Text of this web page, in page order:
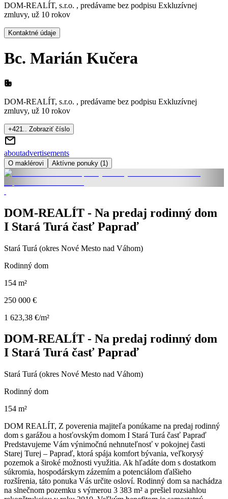
DOM-REALÍT, s.r.o. , predávame bez podpisu Exkluzívnej
zmluvy, už 10 rokov
Kontaktné údaje
Bc. Marián Kučera
DOM-REALÍT, s.r.o. , predávame bez podpisu Exkluzívnej
zmluvy, už 10 rokov
+421.. Zobraziť číslo
aboutadvertisements
O maklérovi Aktívne ponuky (1)
DOM-REALÍT - Na predaj rodinný dom
I Stará Turá časť Papraď
Stará Turá (okres Nové Mesto nad Váhom)
Rodinný dom
154 m²
250 000 €
1 623,38 €/m²
DOM-REALÍT - Na predaj rodinný dom
I Stará Turá časť Papraď
Stará Turá (okres Nové Mesto nad Váhom)
Rodinný dom
154 m²
DOM REALÍT, Z poverenia majiteľa ponúkame na predaj rodinný
dom s garážou a hosťovským domom I Stará Turá časť Papraď
Predstavujeme Vám výnimočnú nehnuteľnosť v pokojnej časti
Starej Turej – Papraď, ktorá spája komfort bývania, veľkorysý
pozemok a široké možnosti využitia. Ak hľadáte dom s dostatkom
súkromia, hospodárskym zázemím a potenciálom ďalšieho
rozšírenia, táto ponuka Vás určite osloví. Rodinný dom sa nachádza
na slnečnom pozemku s výmerou 3 383 m² a prešiel rozsiahlou